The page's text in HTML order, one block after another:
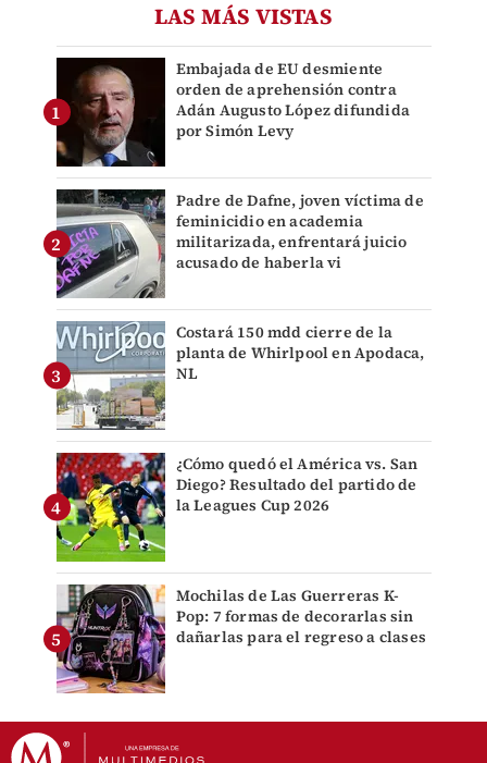
LAS MÁS VISTAS
Embajada de EU desmiente
orden de aprehensión contra
Adán Augusto López difundida
por Simón Levy
Padre de Dafne, joven víctima de
feminicidio en academia
militarizada, enfrentará juicio
acusado de haberla vi
Costará 150 mdd cierre de la
planta de Whirlpool en Apodaca,
NL
¿Cómo quedó el América vs. San
Diego? Resultado del partido de
la Leagues Cup 2026
Mochilas de Las Guerreras K-
Pop: 7 formas de decorarlas sin
dañarlas para el regreso a clases